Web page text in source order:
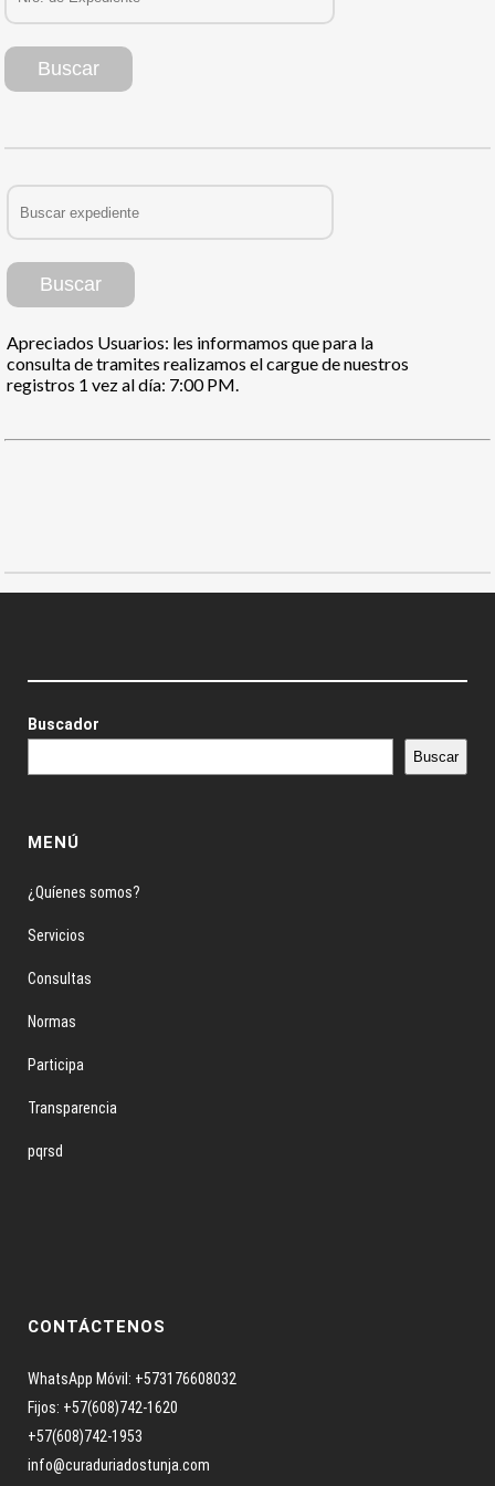
Buscador
Buscar
MENÚ
¿Quíenes somos?
Servicios
Consultas
Normas
Participa
Transparencia
pqrsd
CONTÁCTENOS
WhatsApp Móvil: +573176608032
Fijos: +57(608)742-1620
+57(608)742-1953
info@curaduriadostunja.com